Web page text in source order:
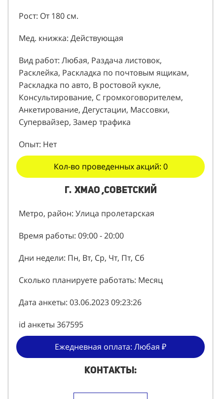
Рост: От 180 см.
Мед. книжка: Действующая
Вид работ: Любая, Раздача листовок,
Расклейка, Раскладка по почтовым ящикам,
Раскладка по авто, В ростовой кукле,
Консультирование, С громкоговорителем,
Анкетирование, Дегустации, Массовки,
Супервайзер, Замер трафика
Опыт: Нет
Кол-во проведенных акций: 0
г. ХМАО ,Советский
Метро, район: Улица пролетарская
Время работы: 09:00 - 20:00
Дни недели: Пн, Вт, Ср, Чт, Пт, Сб
Сколько планируете работать: Месяц
Дата анкеты: 03.06.2023 09:23:26
id анкеты 367595
Ежедневная оплата: Любая ₽
Контакты: